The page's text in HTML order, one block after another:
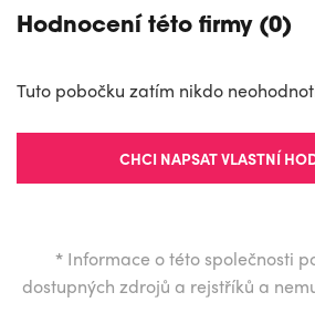
Hodnocení této firmy (0)
Tuto pobočku zatím nikdo
CHCI NAPSAT VLASTNÍ
* Informace o této společnosti
dostupných zdrojů a rejstříků a